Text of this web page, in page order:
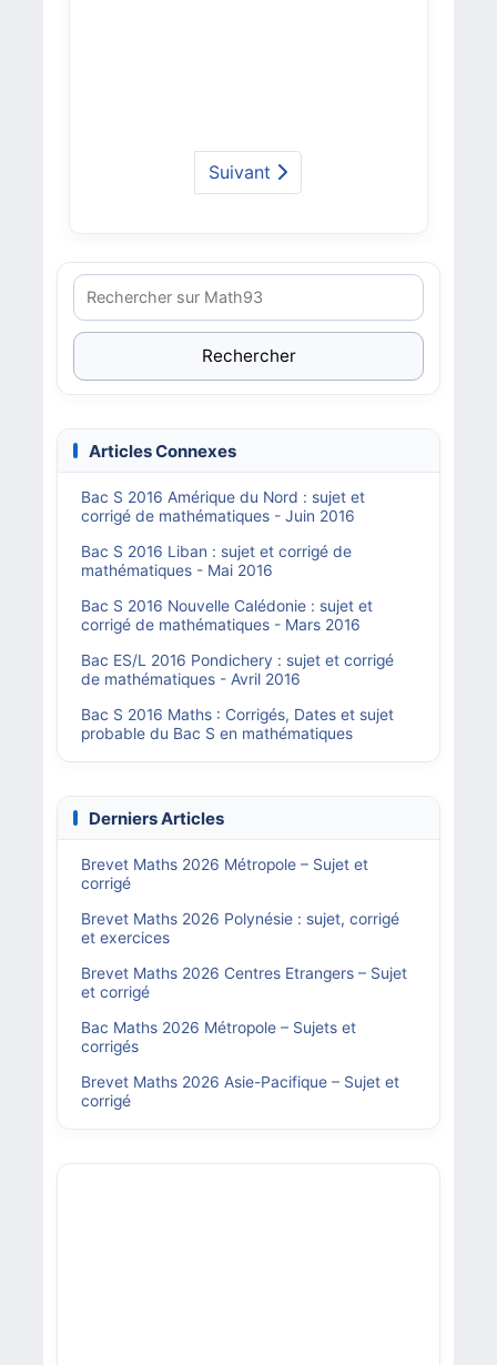
Suivant
Rechercher
Articles Connexes
Bac S 2016 Amérique du Nord : sujet et
corrigé de mathématiques - Juin 2016
Bac S 2016 Liban : sujet et corrigé de
mathématiques - Mai 2016
Bac S 2016 Nouvelle Calédonie : sujet et
corrigé de mathématiques - Mars 2016
Bac ES/L 2016 Pondichery : sujet et corrigé
de mathématiques - Avril 2016
Bac S 2016 Maths : Corrigés, Dates et sujet
probable du Bac S en mathématiques
Derniers Articles
Brevet Maths 2026 Métropole – Sujet et
corrigé
Brevet Maths 2026 Polynésie : sujet, corrigé
et exercices
Brevet Maths 2026 Centres Etrangers – Sujet
et corrigé
Bac Maths 2026 Métropole – Sujets et
corrigés
Brevet Maths 2026 Asie-Pacifique – Sujet et
corrigé